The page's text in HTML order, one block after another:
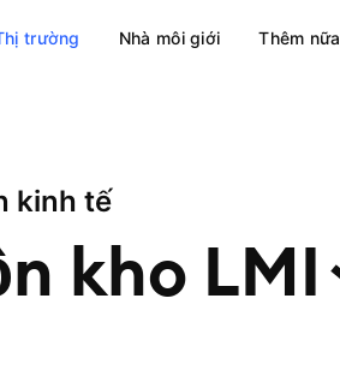
trường Nhà môi giới Thêm nữa
kinh tế
kho LMI